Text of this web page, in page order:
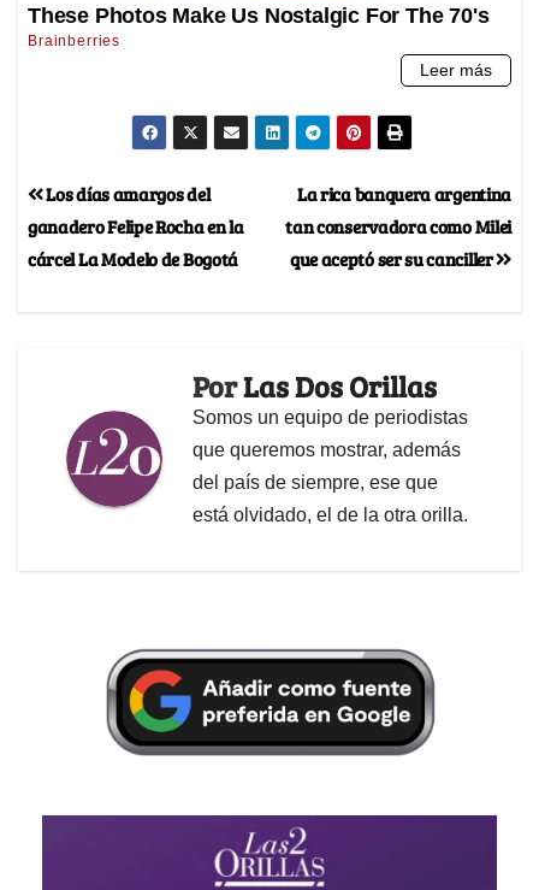
La rica banquera argentina
tan conservadora como Milei
que aceptó ser su canciller
Los días amargos del
ganadero Felipe Rocha en la
cárcel La Modelo de Bogotá
PorLas Dos Orillas
Somos un equipo de periodistas
que queremos mostrar, además
del país de siempre, ese que
está olvidado, el de la otra orilla.